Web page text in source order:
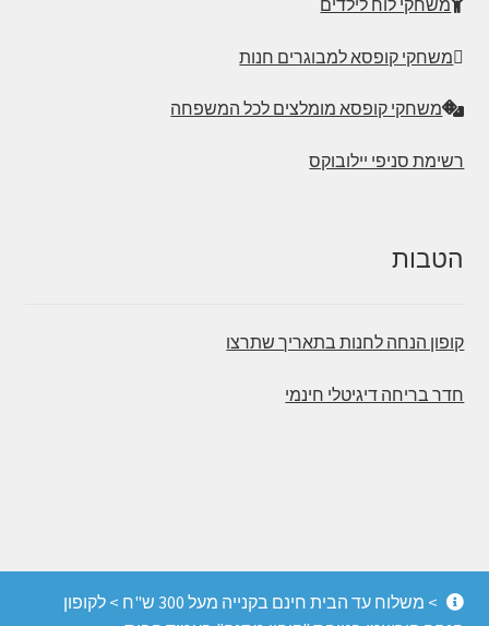
משחקי קופסא למבוגרים חנות
משחקי קופסא מומלצים לכל המשפחה
רשימת סניפי יילובוקס
הטבות
קופון הנחה לחנות בתאריך שתרצו
חדר בריחה דיגיטלי חינמי
מחשבה 2026
> משלוח עד הבית חינם בקנייה מעל 300 ש"ח > לקופון